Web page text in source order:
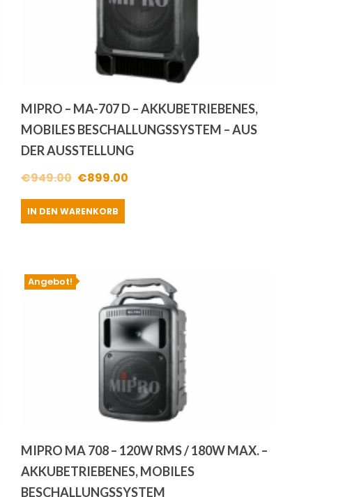
MIPRO – MA-707 D – AKKUBETRIEBENES,
MOBILES BESCHALLUNGSSYSTEM – AUS
DER AUSSTELLUNG
€949.00 Ursprünglicher
Preis
war:
€899.00
IN DEN WARENKORB
Angebot!
MIPRO MA 708 – 120W RMS / 180W MAX. –
AKKUBETRIEBENES, MOBILES
BESCHALLUNGSSYSTEM